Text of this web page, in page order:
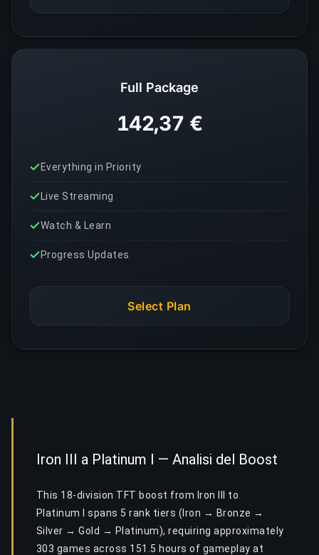
Full Package
142,37 €
Everything in Priority
Live Streaming
Watch & Learn
Progress Updates
Select Plan
Iron III a Platinum I — Analisi del Boost
This 18-division TFT boost from Iron III to
Platinum I spans 5 rank tiers (Iron → Bronze →
Silver → Gold → Platinum), requiring approximately
303 games across 151.5 hours of gameplay at